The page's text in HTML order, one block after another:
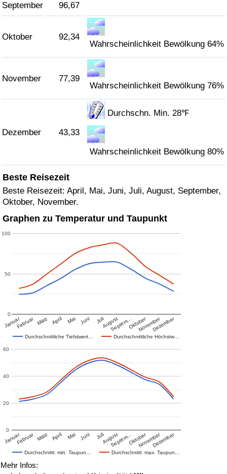
September 96,67
Oktober 92,34
Wahrscheinlichkeit Bewölkung 64%
November 77,39
Wahrscheinlichkeit Bewölkung 76%
Dezember 43,33
Durchschn. Min. 28℉
Wahrscheinlichkeit Bewölkung 80%
Beste Reisezeit
Beste Reisezeit: April, Mai, Juni, Juli, August, September,
Oktober, November.
Graphen zu Temperatur und Taupunkt
Durchschnittliche Tiefstwert… Durchschnittliche Höchstw…
JanuarFebruar März April Mai Juni JuliAugustSeptem…OktoberNovemberDezember
0
50
100
Durchschnittl. min. Taupun… Durchschnittl. max. Taupun…
JanuarFebruar März April Mai Juni JuliAugustSeptem…OktoberNovemberDezember
0
20
40
60
Mehr Infos: